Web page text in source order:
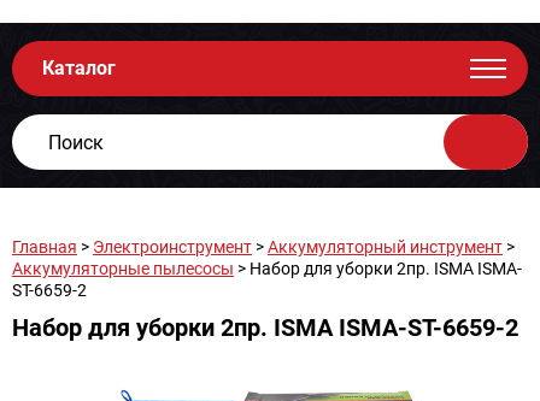
Каталог
Главная > Электроинструмент >Аккумуляторный инструмент >
Аккумуляторные пылесосы > Набор для уборки 2пр. ISMA ISMA-
ST-6659-2
Набор для уборки 2пр. ISMA ISMA-ST-6659-2